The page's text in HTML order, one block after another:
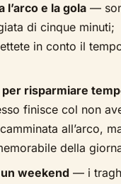
e la gola —
di cinque minuti;
in conto il
per risparmiare
finisce col non
all’arco,
della
weekend — i